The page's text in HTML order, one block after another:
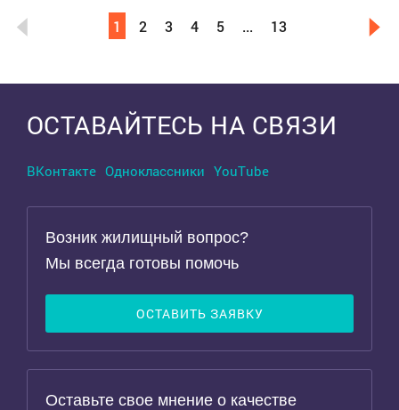
1 2 3 4 5 ... 13
ОСТАВАЙТЕСЬ НА СВЯЗИ
ВКонтакте Одноклассники YouTube
Возник жилищный вопрос?
Мы всегда готовы помочь
ОСТАВИТЬ ЗАЯВКУ
Оставьте свое мнение о качестве